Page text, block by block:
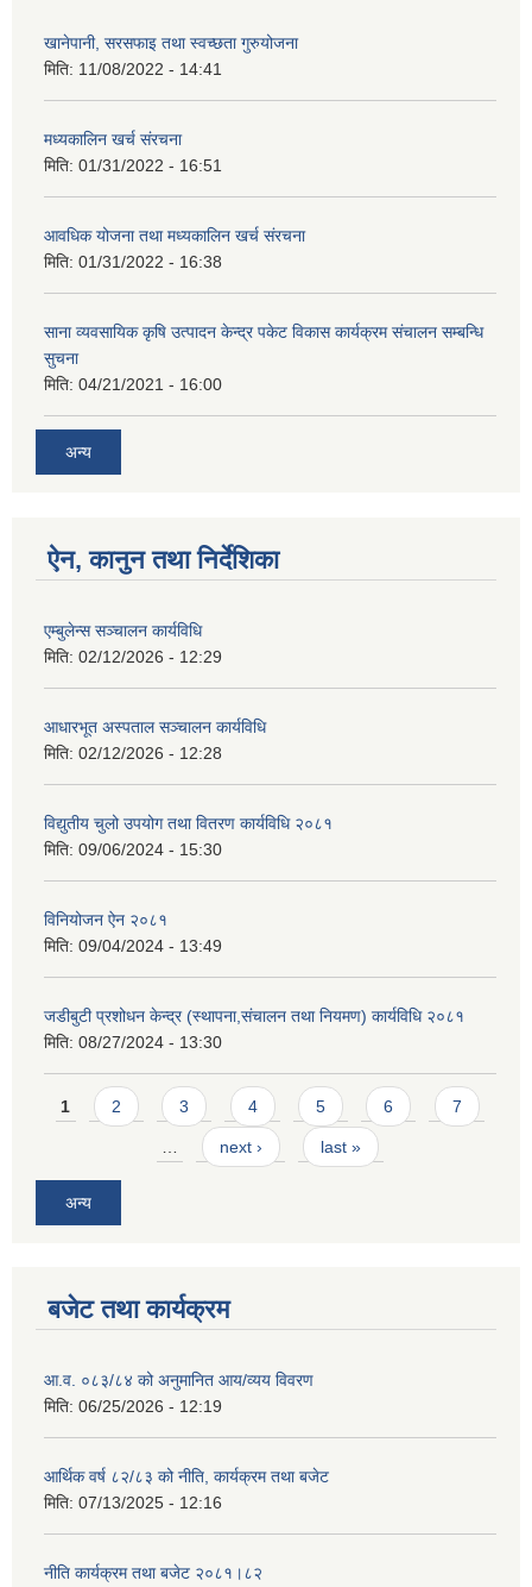
खानेपानी, सरसफाइ तथा स्वच्छता गुरुयोजना
मिति: 11/08/2022 - 14:41
मध्यकालिन खर्च संरचना
मिति: 01/31/2022 - 16:51
आवधिक योजना तथा मध्यकालिन खर्च संरचना
मिति: 01/31/2022 - 16:38
साना व्यवसायिक कृषि उत्पादन केन्द्र पकेट विकास कार्यक्रम संचालन सम्बन्धि
सुचना
मिति: 04/21/2021 - 16:00
अन्य
ऐन, कानुन तथा निर्देशिका
एम्बुलेन्स सञ्चालन कार्यविधि
मिति: 02/12/2026 - 12:29
आधारभूत अस्पताल सञ्चालन कार्यविधि
मिति: 02/12/2026 - 12:28
विद्युतीय चुलो उपयोग तथा वितरण कार्यविधि २०८१
मिति: 09/06/2024 - 15:30
विनियोजन ऐन २०८१
मिति: 09/04/2024 - 13:49
जडीबुटी प्रशोधन केन्द्र (स्थापना,संचालन तथा नियमण) कार्यविधि २०८१
मिति: 08/27/2024 - 13:30
Pages
1 2 3 4 5 6 7
… next › last »
अन्य
बजेट तथा कार्यक्रम
आ.व. ०८३/८४ को अनुमानित आय/व्यय विवरण
मिति: 06/25/2026 - 12:19
आर्थिक वर्ष ८२/८३ को नीति, कार्यक्रम तथा बजेट
मिति: 07/13/2025 - 12:16
नीति कार्यक्रम तथा बजेट २०८१।८२